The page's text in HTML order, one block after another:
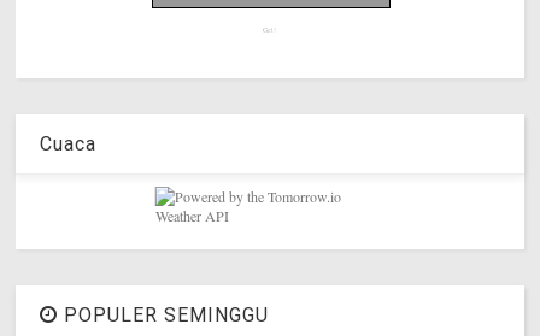
Get!
Cuaca
POPULER SEMINGGU